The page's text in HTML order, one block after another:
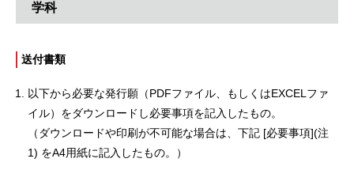
学科
送付書類
以下から必要な発行願 （PDFファイル、もしくはEXCELファ
イル）をダウンロードし必要事項を記入したもの。
（ダウンロードや印刷が不可能な場合は、下記 [必要事項](注
1) をA4用紙に記入したもの。）